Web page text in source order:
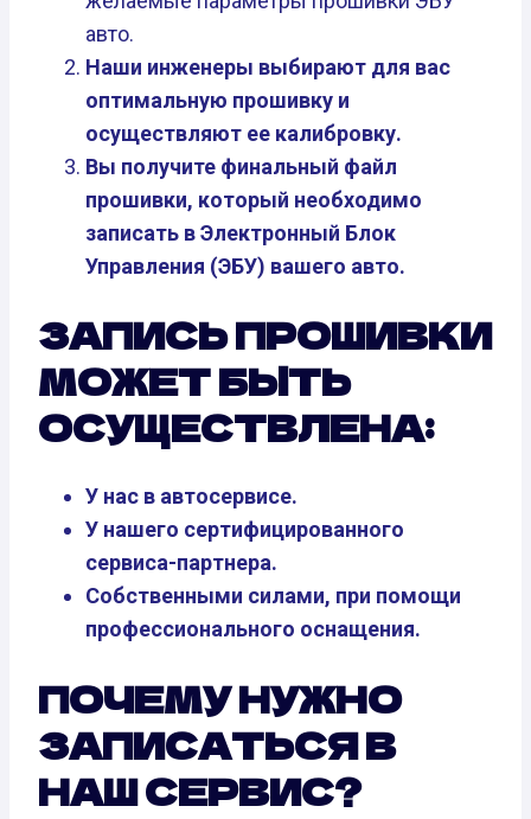
авто.
Наши инженеры выбирают для вас
оптимальную прошивку и
осуществляют ее калибровку.
Вы получите финальный файл
прошивки, который необходимо
записать в Электронный Блок
Управления (ЭБУ) вашего авто.
ЗАПИСЬ ПРОШИВКИ
МОЖЕТ БЫТЬ
ОСУЩЕСТВЛЕНА:
У нас в автосервисе.
У нашего сертифицированного
сервиса-партнера.
Собственными силами, при помощи
профессионального оснащения.
ПОЧЕМУ НУЖНО
ЗАПИСАТЬСЯ В
НАШ СЕРВИС?